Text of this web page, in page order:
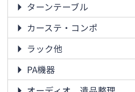
ターンテーブル
カーステ・コンポ
ラック他
PA機器